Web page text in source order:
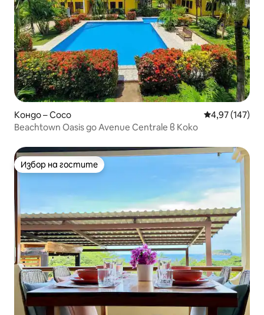
Кондо – Coco Средна
4,97 (147)
Beachtown Oasis до Avenue Centrale в Коко
Избор на гостите
Избор на гостите